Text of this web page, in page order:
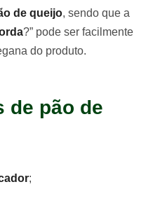
de queijo, sendo que a
?” pode ser facilmente
do produto.
de pão de
;